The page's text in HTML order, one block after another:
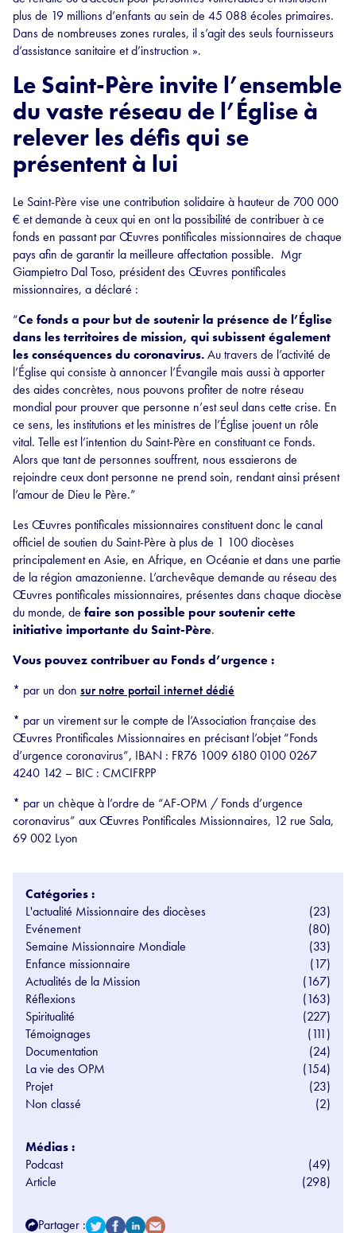
plus de 19 millions d’enfants au sein de 45 088 écoles primaires.
Dans de nombreuses zones rurales, il s’agit des seuls fournisseurs
d’assistance sanitaire et d’instruction ».
Le Saint-Père invite l’ensemble
du vaste réseau de l’Église à
relever les défis qui se
présentent à lui
Le Saint-Père vise une contribution solidaire à hauteur de 700 000
€ et demande à ceux qui en ont la possibilité de contribuer à ce
fonds en passant par Œuvres pontificales missionnaires de chaque
pays afin de garantir la meilleure affectation possible. Mgr
Giampietro Dal Toso, président des Œuvres pontificales
missionnaires, a déclaré :
“Ce fonds a pour but de soutenir la présence de l’Église
dans les territoires de mission, qui subissent également
les conséquences du coronavirus.Au travers de l’activité de
l’Église qui consiste à annoncer l’Évangile mais aussi à apporter
des aides concrètes, nous pouvons profiter de notre réseau
mondial pour prouver que personne n’est seul dans cette crise. En
ce sens, les institutions et les ministres de l’Église jouent un rôle
vital. Telle est l’intention du Saint-Père en constituant ce Fonds.
Alors que tant de personnes souffrent, nous essaierons de
rejoindre ceux dont personne ne prend soin, rendant ainsi présent
l’amour de Dieu le Père.”
Les Œuvres pontificales missionnaires constituent donc le canal
officiel de soutien du Saint-Père à plus de 1 100 diocèses
principalement en Asie, en Afrique, en Océanie et dans une partie
de la région amazonienne. L’archevêque demande au réseau des
Œuvres pontificales missionnaires, présentes dans chaque diocèse
du monde, de faire son possible pour soutenir cette
initiative importante du Saint-Père.
Vous pouvez contribuer au Fonds d’urgence :
* par un don sur notre portail internet dédié
* par un virement sur le compte de l’Association française des
Œuvres Prontificales Missionnaires en précisant l’objet “Fonds
d’urgence coronavirus”, IBAN : FR76 1009 6180 0100 0267
4240 142 – BIC : CMCIFRPP
* par un chèque à l’ordre de “AF-OPM / Fonds d’urgence
coronavirus” aux Œuvres Pontificales Missionnaires, 12 rue Sala,
69 002 Lyon
Catégories :
L'actualité Missionnaire des diocèses
(23)
Evénement
(80)
Semaine Missionnaire Mondiale
(33)
Enfance missionnaire
(17)
Actualités de la Mission
(167)
Réflexions
(163)
Spiritualité
(227)
Témoignages
(111)
Documentation
(24)
La vie des OPM
(154)
Projet
(23)
Non classé
(2)
Médias :
Podcast
(49)
Article
(298)
Partager :